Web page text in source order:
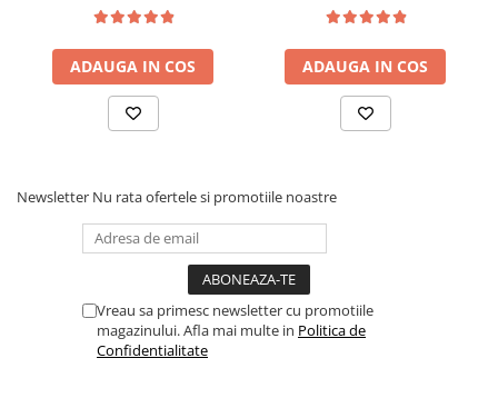
saltea ferm, negru
ADAUGA IN COS
tip Bonell, fata vara-iarna,
sistem de aerisire cu
butoni, Salt Confort
ADAUGA IN COS
Newsletter Nu rata ofertele si promotiile noastre
Vreau sa primesc newsletter cu promotiile
magazinului. Afla mai multe in Politica de
Confidentialitate